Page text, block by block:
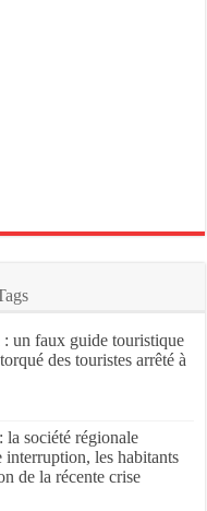
un faux guide touristique
des touristes arrêté à
la société régionale
interruption, les habitants
de la récente crise